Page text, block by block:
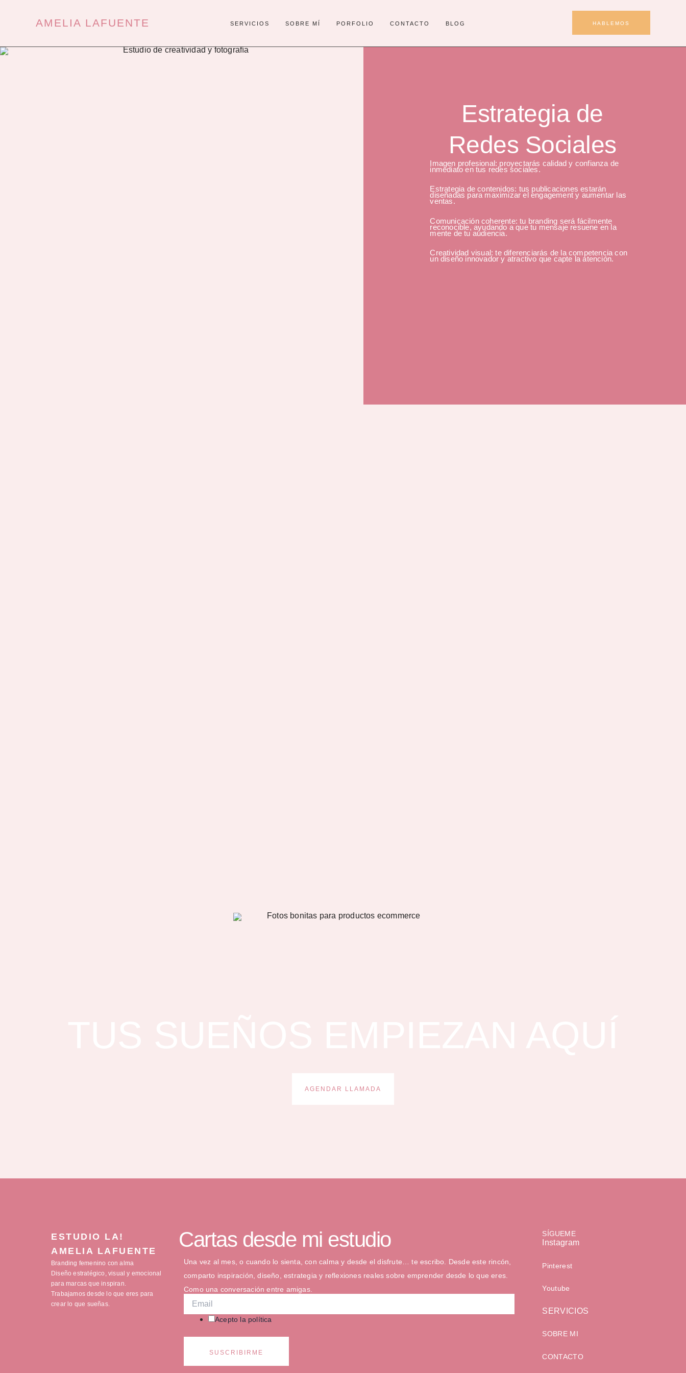
AMELIA LAFUENTE SERVICIOS SOBRE MÍ PORFOLIO CONTACTO BLOG HABLEMOS
Estrategia de
Redes Sociales
Imagen profesional: proyectarás calidad y confianza de
inmediato en tus redes sociales.
Estrategia de contenidos: tus publicaciones estarán
diseñadas para maximizar el engagement y aumentar las
ventas.
Comunicación coherente: tu branding será fácilmente
reconocible, ayudando a que tu mensaje resuene en la
mente de tu audiencia.
Creatividad visual: te diferenciarás de la competencia con
un diseño innovador y atractivo que capte la atención.
AGENDAR LLAMADA
ESTUDIO LA!
AMELIA LAFUENTE
Branding femenino con alma
Diseño estratégico, visual y emocional
para marcas que inspiran.
Trabajamos desde lo que eres para
crear lo que sueñas.
Cartas desde mi estudio
Una vez al mes, o cuando lo sienta, con calma y desde el disfrute… te escribo. Desde este rincón,
comparto inspiración, diseño, estrategia y reflexiones reales sobre emprender desde lo que eres.
Como una conversación entre amigas.
Acepto la política
SUSCRIBIRME
SÍGUEME
Instagram
Pinterest
Youtube
SERVICIOS
SOBRE MI
CONTACTO